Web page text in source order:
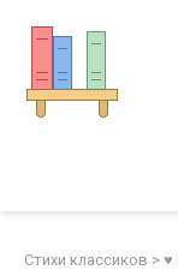
контенту
Стихи классиков > ♥